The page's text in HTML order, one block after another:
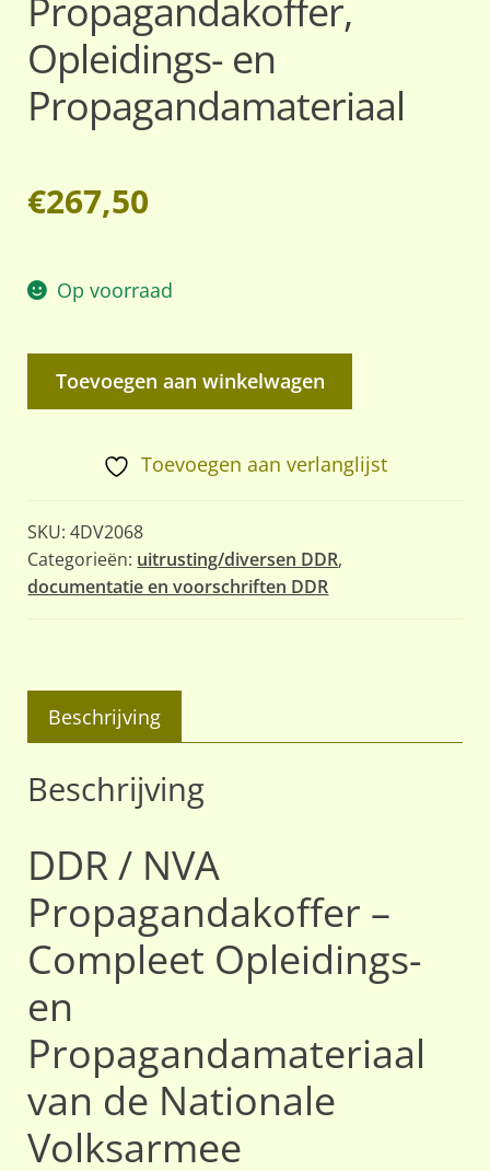
Propagandakoffer,
Opleidings- en
Propagandamateriaal
€267,50
Op voorraad
DDR
Propagandakoffer,
en
Propagandamateriaal
aantal
Toevoegen aan winkelwagen
Toevoegen aan verlanglijst
SKU:4DV2068
Categorieën: uitrusting/diversen DDR,
documentatie en voorschriften DDR
Beschrijving
Beschrijving
DDR / NVA
Propagandakoffer –
Compleet Opleidings-
en
Propagandamateriaal
van de Nationale
Volksarmee